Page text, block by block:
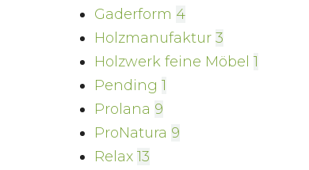
Gaderform 4
Holzmanufaktur 3
Holzwerk feine Möbel 1
Pending 1
Prolana 9
ProNatura 9
Relax 13